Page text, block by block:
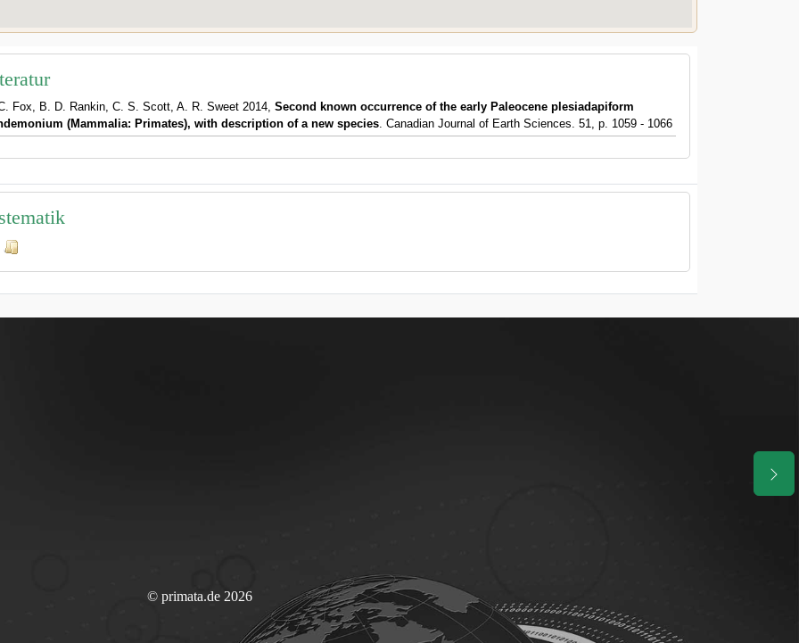
Fox, B. D. Rankin, C. S. Scott, A. R. Sweet 2014, Second known occurrence of the early Paleocene plesiadapiform
(Mammalia: Primates), with description of a new species. Canadian Journal of Earth Sciences. 51, p. 1059 - 1066
© primata.de 2026